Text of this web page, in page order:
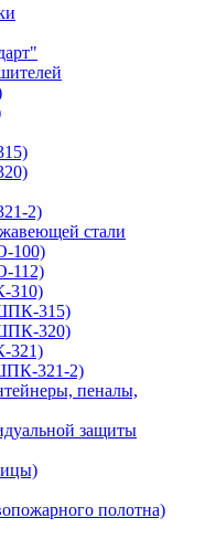
2)
стали
100)
112)
315)
320)
321-2)
пеналы,
защиты
полотна)